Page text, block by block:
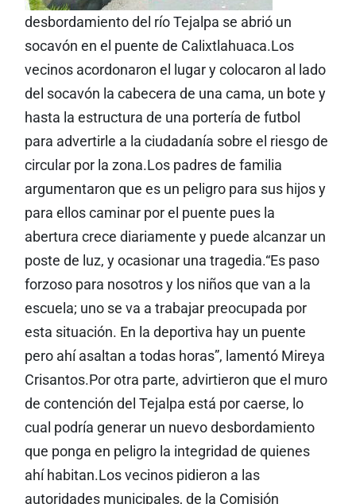
desbordamiento del río Tejalpa se abrió un
socavón en el puente de Calixtlahuaca.Los
vecinos acordonaron el lugar y colocaron al lado
del socavón la cabecera de una cama, un bote y
hasta la estructura de una portería de futbol
para advertirle a la ciudadanía sobre el riesgo de
circular por la zona.Los padres de familia
argumentaron que es un peligro para sus hijos y
para ellos caminar por el puente pues la
abertura crece diariamente y puede alcanzar un
poste de luz, y ocasionar una tragedia.“Es paso
forzoso para nosotros y los niños que van a la
escuela; uno se va a trabajar preocupada por
esta situación. En la deportiva hay un puente
pero ahí asaltan a todas horas”, lamentó Mireya
Crisantos.Por otra parte, advirtieron que el muro
de contención del Tejalpa está por caerse, lo
cual podría generar un nuevo desbordamiento
que ponga en peligro la integridad de quienes
ahí habitan.Los vecinos pidieron a las
autoridades municipales, de la Comisión